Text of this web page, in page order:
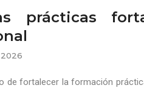
prácticas
de fortalecer la formación